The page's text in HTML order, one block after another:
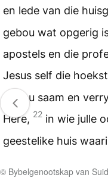
en lede van die
gebou wat opgerig
apostels en die
Jesus self die
gebou saam en
Here, 22 in wie julle
geestelike huis
© Bybelgenootskap van